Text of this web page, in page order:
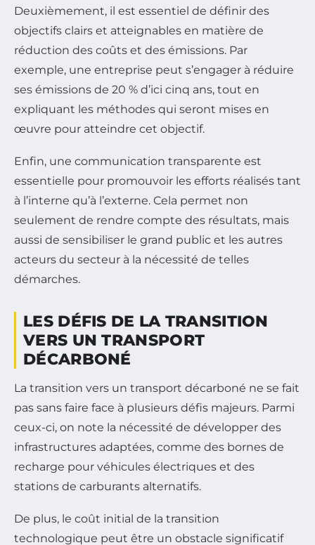
Deuxièmement, il est essentiel de définir des
objectifs clairs et atteignables en matière de
réduction des coûts et des émissions. Par
exemple, une entreprise peut s’engager à réduire
ses émissions de 20 % d’ici cinq ans, tout en
expliquant les méthodes qui seront mises en
œuvre pour atteindre cet objectif.
Enfin, une communication transparente est
essentielle pour promouvoir les efforts réalisés tant
à l’interne qu’à l’externe. Cela permet non
seulement de rendre compte des résultats, mais
aussi de sensibiliser le grand public et les autres
acteurs du secteur à la nécessité de telles
démarches.
LES DÉFIS DE LA TRANSITION
VERS UN TRANSPORT
DÉCARBONÉ
La transition vers un transport décarboné ne se fait
pas sans faire face à plusieurs défis majeurs. Parmi
ceux-ci, on note la nécessité de développer des
infrastructures adaptées, comme des bornes de
recharge pour véhicules électriques et des
stations de carburants alternatifs.
De plus, le coût initial de la transition
technologique peut être un obstacle significatif